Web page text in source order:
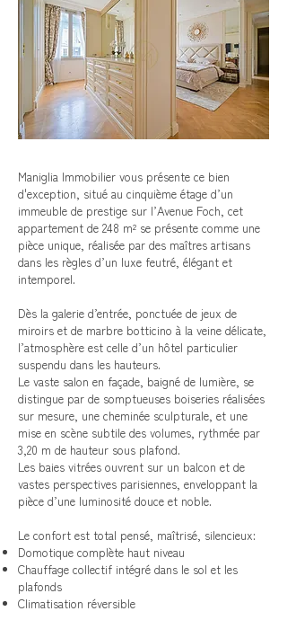
Maniglia Immobilier vous présente ce bien
d'exception, situé au cinquième étage d’un
immeuble de prestige sur l’Avenue Foch, cet
appartement de 248 m² se présente comme une
pièce unique, réalisée par des maîtres artisans
dans les règles d’un luxe feutré, élégant et
intemporel.
Dès la galerie d’entrée, ponctuée de jeux de
miroirs et de marbre botticino à la veine délicate,
l’atmosphère est celle d’un hôtel particulier
suspendu dans les hauteurs.
Le vaste salon en façade, baigné de lumière, se
distingue par de somptueuses boiseries réalisées
sur mesure, une cheminée sculpturale, et une
mise en scène subtile des volumes, rythmée par
3,20 m de hauteur sous plafond.
Les baies vitrées ouvrent sur un balcon et de
vastes perspectives parisiennes, enveloppant la
pièce d’une luminosité douce et noble.
Le confort est total pensé, maîtrisé, silencieux:
Domotique complète haut niveau
Chauffage collectif intégré dans le sol et les
plafonds
Climatisation réversible